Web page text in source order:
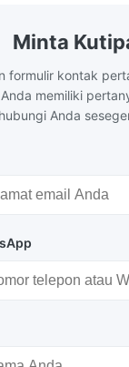
Engineered
Minta
formulir kontak
memiliki
Anda